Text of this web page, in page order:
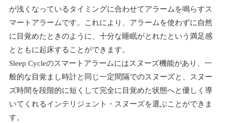
が浅くなっているタイミングに合わせてアラームを鳴らすス
マートアラームです。これにより、アラームを使わずに自然
に目覚めたときのように、十分な睡眠がとれたという満足感
とともに起床することができます。
Sleep Cycleのスマートアラームにはスヌーズ機能があり、一
般的な目覚まし時計と同じ一定間隔でのスヌーズと、スヌー
ズ時間を段階的に短くして完全に目覚めた状態へと優しく導
いてくれるインテリジェント・スヌーズを選ぶことができま
す。